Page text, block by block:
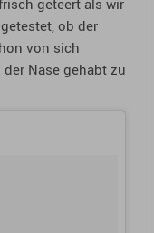
geteert als wir
ob der
von sich
Nase gehabt zu